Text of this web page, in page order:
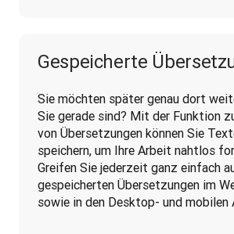
Gespeicherte
Sie möchten später genau dort
Sie gerade sind? Mit der Funktion
von Übersetzungen können Sie
speichern, um Ihre Arbeit nahtlos
Greifen Sie jederzeit ganz einfach
gespeicherten Übersetzungen im
sowie in den Desktop- und mobilen